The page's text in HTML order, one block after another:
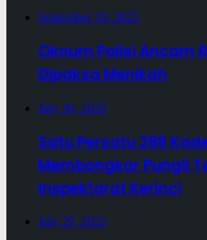
September 19, 2025
Oknum Polisi Ancam
Dipaksa Menikah
July 30, 2025
Satu Persatu 286
Membongkar Pungli
Inspektorat Kerinci
July 29, 2025